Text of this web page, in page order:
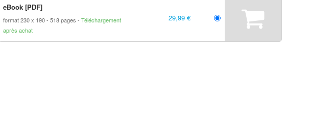
eBook [PDF]
format 230 x 190 518 pages
Téléchargement
après achat
29,99 €